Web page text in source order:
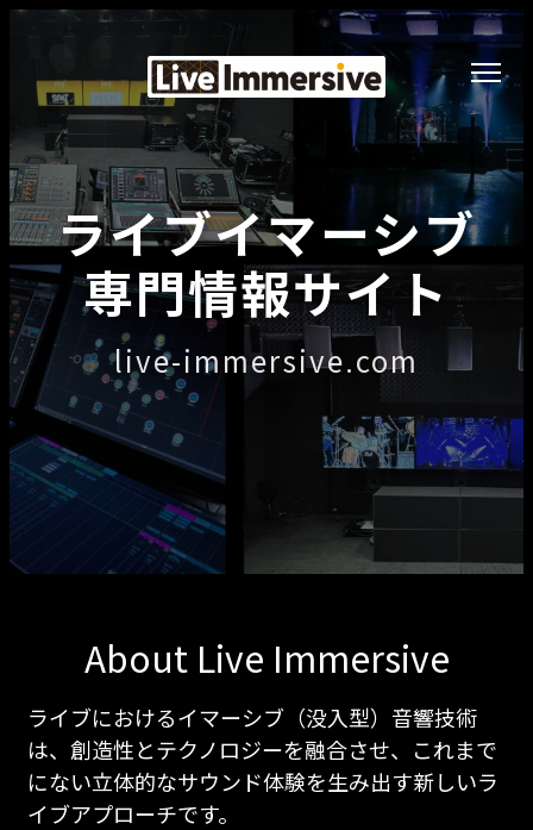
ライブイマーシブ
専門情報サイト
live-immersive.com
About Live Immersive
ライブにおけるイマーシブ（没入型）音響技術
は、創造性とテクノロジーを融合させ、これまで
にない立体的なサウンド体験を生み出す新しいラ
イブアプローチです。